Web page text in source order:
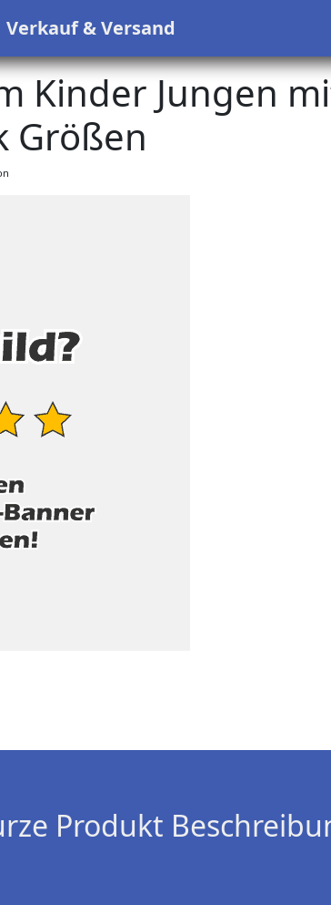
Verkauf & Versand
Kinder Jungen
Größen
Produkt